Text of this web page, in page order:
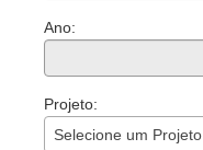
Ano:
Projeto:
Selecione um Projeto